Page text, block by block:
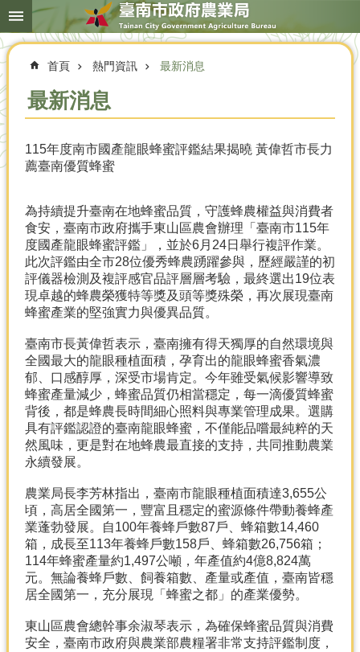
跳到主要內容區塊
搜
尋
進
局
農
業
概
況
優
農
產
熱
門
資
訊
服
務
站
訊
首頁 熱門資訊 最新消息
最新消息
115年度南市國產龍眼蜂蜜評鑑結果揭曉 黃偉哲市長力
薦臺南優質蜂蜜
為持續提升臺南在地蜂蜜品質，守護蜂農權益與消費者
食安，臺南市政府攜手東山區農會辦理「臺南市115年
度國產龍眼蜂蜜評鑑」，並於6月24日舉行複評作業。
此次評鑑由全市28位優秀蜂農踴躍參與，歷經嚴謹的初
評儀器檢測及複評感官品評層層考驗，最終選出19位表
現卓越的蜂農榮獲特等獎及頭等獎殊榮，再次展現臺南
蜂蜜產業的堅強實力與優異品質。
臺南市長黃偉哲表示，臺南擁有得天獨厚的自然環境與
全國最大的龍眼種植面積，孕育出的龍眼蜂蜜香氣濃
郁、口感醇厚，深受市場肯定。今年雖受氣候影響導致
蜂蜜產量減少，蜂蜜品質仍相當穩定，每一滴優質蜂蜜
背後，都是蜂農長時間細心照料與專業管理成果。選購
具有評鑑認證的臺南龍眼蜂蜜，不僅能品嚐最純粹的天
然風味，更是對在地蜂農最直接的支持，共同推動農業
永續發展。
農業局長李芳林指出，臺南市龍眼種植面積達3,655公
頃，高居全國第一，豐富且穩定的蜜源條件帶動養蜂產
業蓬勃發展。自100年養蜂戶數87戶、蜂箱數14,460
箱，成長至113年養蜂戶數158戶、蜂箱數26,756箱；
114年蜂蜜產量約1,497公噸，年產值約4億8,824萬
元。無論養蜂戶數、飼養箱數、產量或產值，臺南皆穩
居全國第一，充分展現「蜂蜜之都」的產業優勢。
東山區農會總幹事余淑琴表示，為確保蜂蜜品質與消費
安全，臺南市政府與農業部農糧署非常支持評鑑制度，